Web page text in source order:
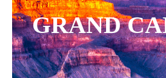
GRAND